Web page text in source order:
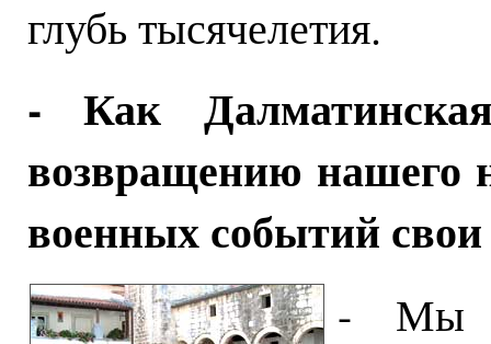
глубь тысячелетия.
- Как
возвращению нашего
военных событий
- Мы